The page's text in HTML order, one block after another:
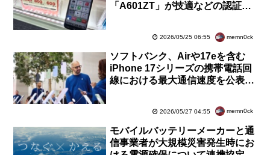
「A601ZT」が技適などの認証を
2026/05/25 06:55 memn0ck
ソフトバンク、Airや17eを含む
iPhone 17シリーズの携帯電話回
線における最大通信速度を公表！
2026/05/27 04:55 memn0ck
モバイルバッテリーメーカーと通
信事業者が大規模災害発生時にお